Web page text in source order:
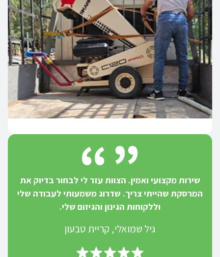
שירות מקצועי ואמין. הצוות עזר לי לבחור בדיוק את
המרסקת שהייתי צריך. שדרוג משמעותי לעבודה שלי
וללקוחות הגינון והגיזום שלי.
גיל שמואלי, קריית טבעון